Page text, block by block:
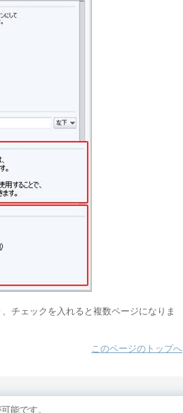
チェックを入れると複数ページになりま
このページのトップへ
能です。